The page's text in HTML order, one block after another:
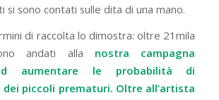
si sono contati sulle dita di una mano.
di raccolta lo dimostra: oltre 21mila
andati alla nostra campagna
aumentare le probabilità di
dei piccoli prematuri. Oltre all’artista